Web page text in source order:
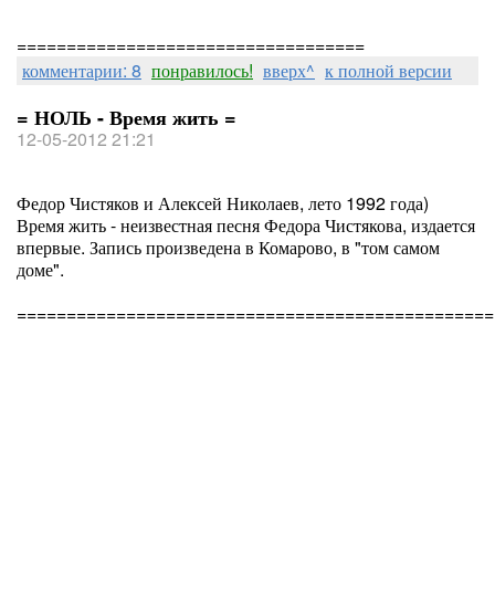
===================================
комментарии: 8 понравилось! вверх^ к полной версии
= НОЛЬ - Время жить =
12-05-2012 21:21
Федор Чистяков и Алексей Николаев, лето 1992 года)
Время жить - неизвестная песня Федора Чистякова, издается
впервые. Запись произведена в Комарово, в "том самом
доме".